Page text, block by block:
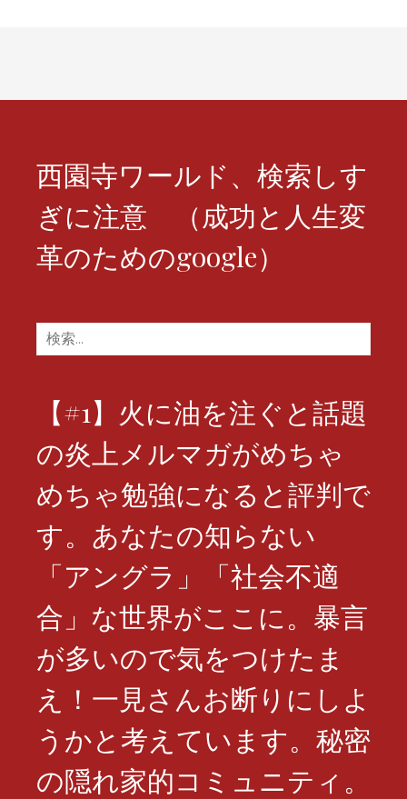
ョ
西園寺ワールド、検索しす
ぎに注意 （成功と人生変
革のためのgoogle）
検
索:
【#1】火に油を注ぐと話題
の炎上メルマガがめちゃ
めちゃ勉強になると評判で
す。あなたの知らない
「アングラ」「社会不適
合」な世界がここに。暴言
が多いので気をつけたま
え！一見さんお断りにしよ
うかと考えています。秘密
の隠れ家的コミュニティ。